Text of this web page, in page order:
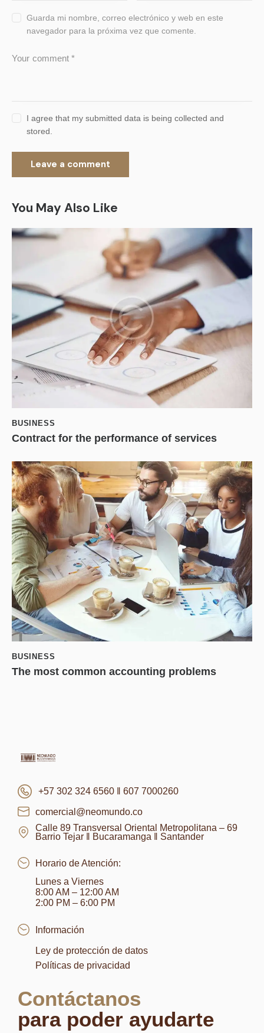
Guarda mi nombre, correo electrónico y web en este
navegador para la próxima vez que comente.
I agree that my submitted data is being collected and
stored.
You May Also Like
BUSINESS
Contract for the performance of services
BUSINESS
The most common accounting problems
+57 302 324 6560 ‖ 607 7000260
comercial@neomundo.co
Calle 89 Transversal Oriental Metropolitana – 69
Barrio Tejar ‖ Bucaramanga ‖ Santander
Horario de Atención:
Lunes a Viernes
8:00 AM – 12:00 AM
2:00 PM – 6:00 PM
Información
Ley de protección de datos
Políticas de privacidad
Contáctanos
para poder ayudarte